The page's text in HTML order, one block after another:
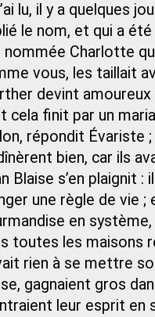
lu, il y a quelques
le nom, et qui a
nommée Charlotte
vous, les taillait
devint amoureux
cela finit par un
répondit Évariste
dînèrent bien, car ils
Blaise s’en plaignit
une règle de vie ;
en
toutes les maisons
rien à se mettre
gagnaient gros
leur esprit en